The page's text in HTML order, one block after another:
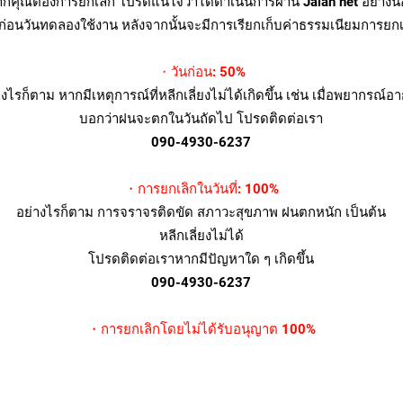
อนวันทดลองใช้งาน หลังจากนั้นจะมีการเรียกเก็บค่าธรรมเนียมการยก
・ วันก่อน: 50%
ไรก็ตาม หากมีเหตุการณ์ที่หลีกเลี่ยงไม่ได้เกิดขึ้น เช่น เมื่อพยากรณ์อ
บอกว่าฝนจะตกในวันถัดไป โปรดติดต่อเรา
090-4930-6237
・การยกเลิกในวันที่: 100%
​อย่างไรก็ตาม การจราจรติดขัด สภาวะสุขภาพ ฝนตกหนัก เป็นต้น
หลีกเลี่ยงไม่ได้
โปรดติดต่อเราหากมีปัญหาใด ๆ เกิดขึ้น
090-4930-6237
・การยกเลิกโดยไม่ได้รับอนุญาต 100%